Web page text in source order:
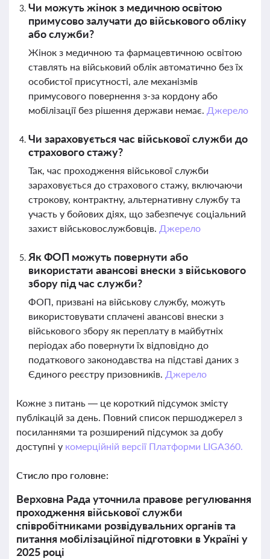
Чи можуть жінок з медичною освітою
примусово залучати до військового обліку
або служби?
Жінок з медичною та фармацевтичною освітою
ставлять на військовий облік автоматично без їх
особистої присутності, але механізмів
примусового повернення з-за кордону або
мобілізації без рішення держави немає. Джерело
Чи зараховується час військової служби до
страхового стажу?
Так, час проходження військової служби
зараховується до страхового стажу, включаючи
строкову, контрактну, альтернативну службу та
участь у бойових діях, що забезпечує соціальний
захист військовослужбовців. Джерело
Як ФОП можуть повернути або
використати авансові внески з військового
збору під час служби?
ФОП, призвані на військову службу, можуть
використовувати сплачені авансові внески з
військового збору як переплату в майбутніх
періодах або повернути їх відповідно до
податкового законодавства на підставі даних з
Єдиного реєстру призовників. Джерело
Кожне з питань — це короткий підсумок змісту
публікацій за день. Повний список першоджерел з
посиланнями та розширений підсумок за добу
доступні у комерційній версії Платформи LIGA360.
Стисло про головне:
Верховна Рада уточнила правове регулювання
проходження військової служби
співробітниками розвідувальних органів та
питання мобілізаційної підготовки в Україні у
2025 році